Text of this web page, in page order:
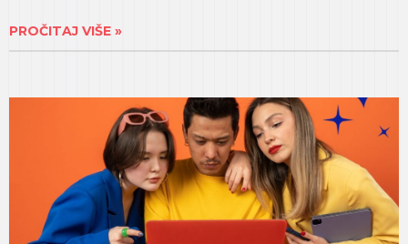
PROČITAJ VIŠE »